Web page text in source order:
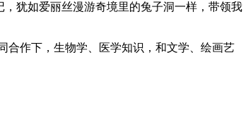
犹如爱丽丝漫游奇境里的兔子洞一样，带领我
合作下，生物学、医学知识，和文学、绘画艺